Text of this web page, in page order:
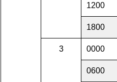
1200
1800
3 0000
0600